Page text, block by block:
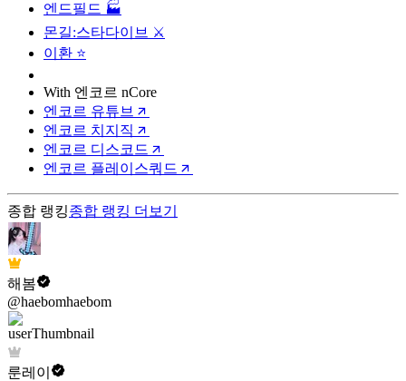
엔드필드 🏭
몬길:스타다이브 ⚔️
이환 ⭐️
With 엔코르 nCore
엔코르 유튜브
엔코르 치지직
엔코르 디스코드
엔코르 플레이스쿼드
종합 랭킹종합 랭킹 더보기
해봄
@haebomhaebom
룬레이